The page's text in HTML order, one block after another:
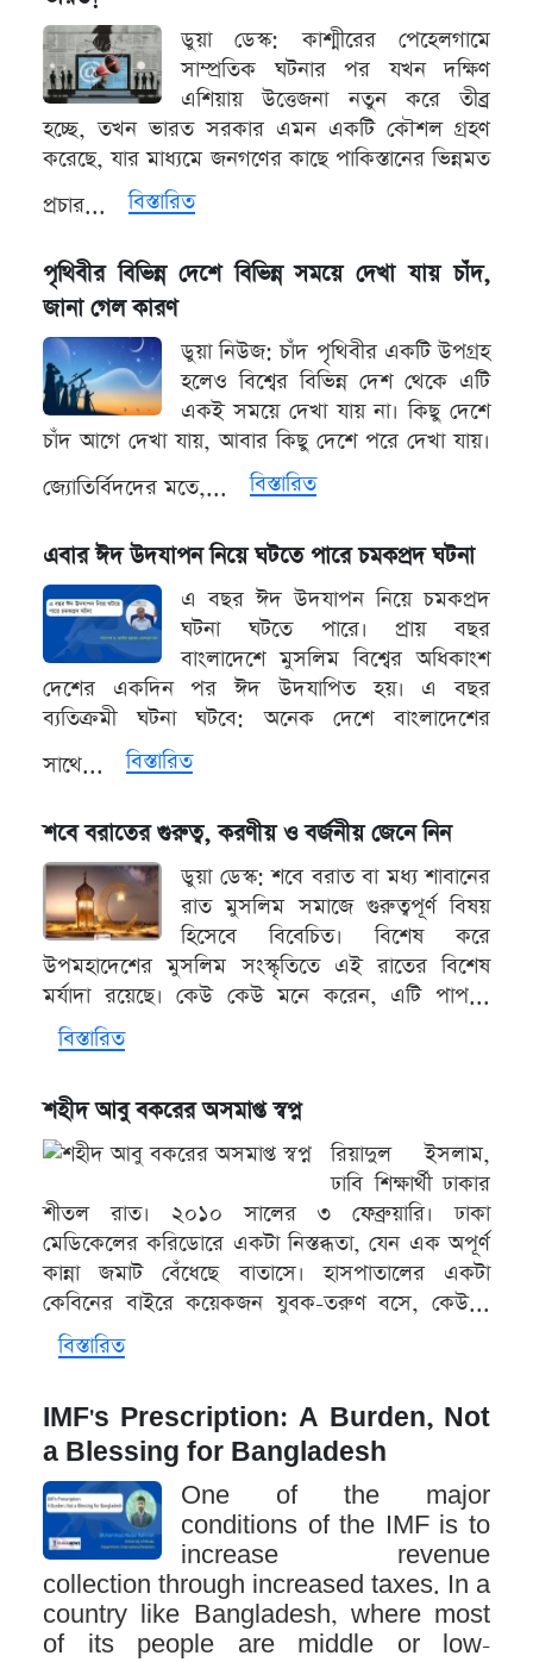
ডুয়া ডেস্ক: কাশ্মীরের পেহেলগামে
সাম্প্রতিক ঘটনার পর যখন দক্ষিণ
এশিয়ায় উত্তেজনা নতুন করে তীব্র
হচ্ছে, তখন ভারত সরকার এমন একটি কৌশল গ্রহণ
করেছে, যার মাধ্যমে জনগণের কাছে পাকিস্তানের ভিন্নমত
প্রচার...
বিস্তারিত
পৃথিবীর বিভিন্ন দেশে বিভিন্ন সময়ে দেখা যায় চাঁদ,
জানা গেল কারণ
ডুয়া নিউজ: চাঁদ পৃথিবীর একটি উপগ্রহ
হলেও বিশ্বের বিভিন্ন দেশ থেকে এটি
একই সময়ে দেখা যায় না। কিছু দেশে
চাঁদ আগে দেখা যায়, আবার কিছু দেশে পরে দেখা যায়।
জ্যোতির্বিদদের মতে,...
বিস্তারিত
এবার ঈদ উদযাপন নিয়ে ঘটতে পারে চমকপ্রদ ঘটনা
এ বছর ঈদ উদযাপন নিয়ে চমকপ্রদ
ঘটনা ঘটতে পারে। প্রায় বছর
বাংলাদেশে মুসলিম বিশ্বের অধিকাংশ
দেশের একদিন পর ঈদ উদযাপিত হয়। এ বছর
ব্যতিক্রমী ঘটনা ঘটবে: অনেক দেশে বাংলাদেশের
সাথে...
বিস্তারিত
শবে বরাতের গুরুত্ব, করণীয় ও বর্জনীয় জেনে নিন
ডুয়া ডেস্ক: শবে বরাত বা মধ্য শাবানের
রাত মুসলিম সমাজে গুরুত্বপূর্ণ বিষয়
হিসেবে বিবেচিত। বিশেষ করে
উপমহাদেশের মুসলিম সংস্কৃতিতে এই রাতের বিশেষ
মর্যাদা রয়েছে। কেউ কেউ মনে করেন, এটি পাপ...
বিস্তারিত
শহীদ আবু বকরের অসমাপ্ত স্বপ্ন
রিয়াদুল ইসলাম,
ঢাবি শিক্ষার্থী ঢাকার
শীতল রাত। ২০১০ সালের ৩ ফেব্রুয়ারি। ঢাকা
মেডিকেলের করিডোরে একটা নিস্তব্ধতা, যেন এক অপূর্ণ
কান্না জমাট বেঁধেছে বাতাসে। হাসপাতালের একটা
কেবিনের বাইরে কয়েকজন যুবক-তরুণ বসে, কেউ...
বিস্তারিত
IMF's Prescription: A Burden, Not
a Blessing for Bangladesh
One of the major
conditions of the IMF is to
increase revenue
collection through increased taxes. In a
country like Bangladesh, where most
of its people are middle or low-